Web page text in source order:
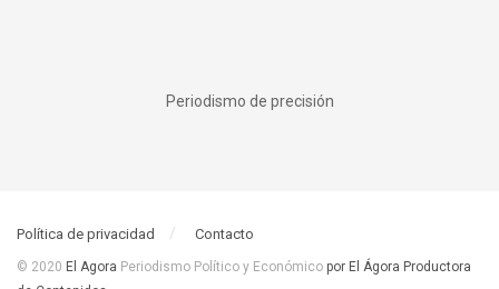
Periodismo de precisión
Política de privacidad Contacto
© 2020 El Agora Periodismo Político y Económico por El Ágora Productora